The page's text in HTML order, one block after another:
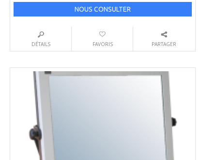
NOUS CONSULTER
DÉTAILS FAVORIS PARTAGER